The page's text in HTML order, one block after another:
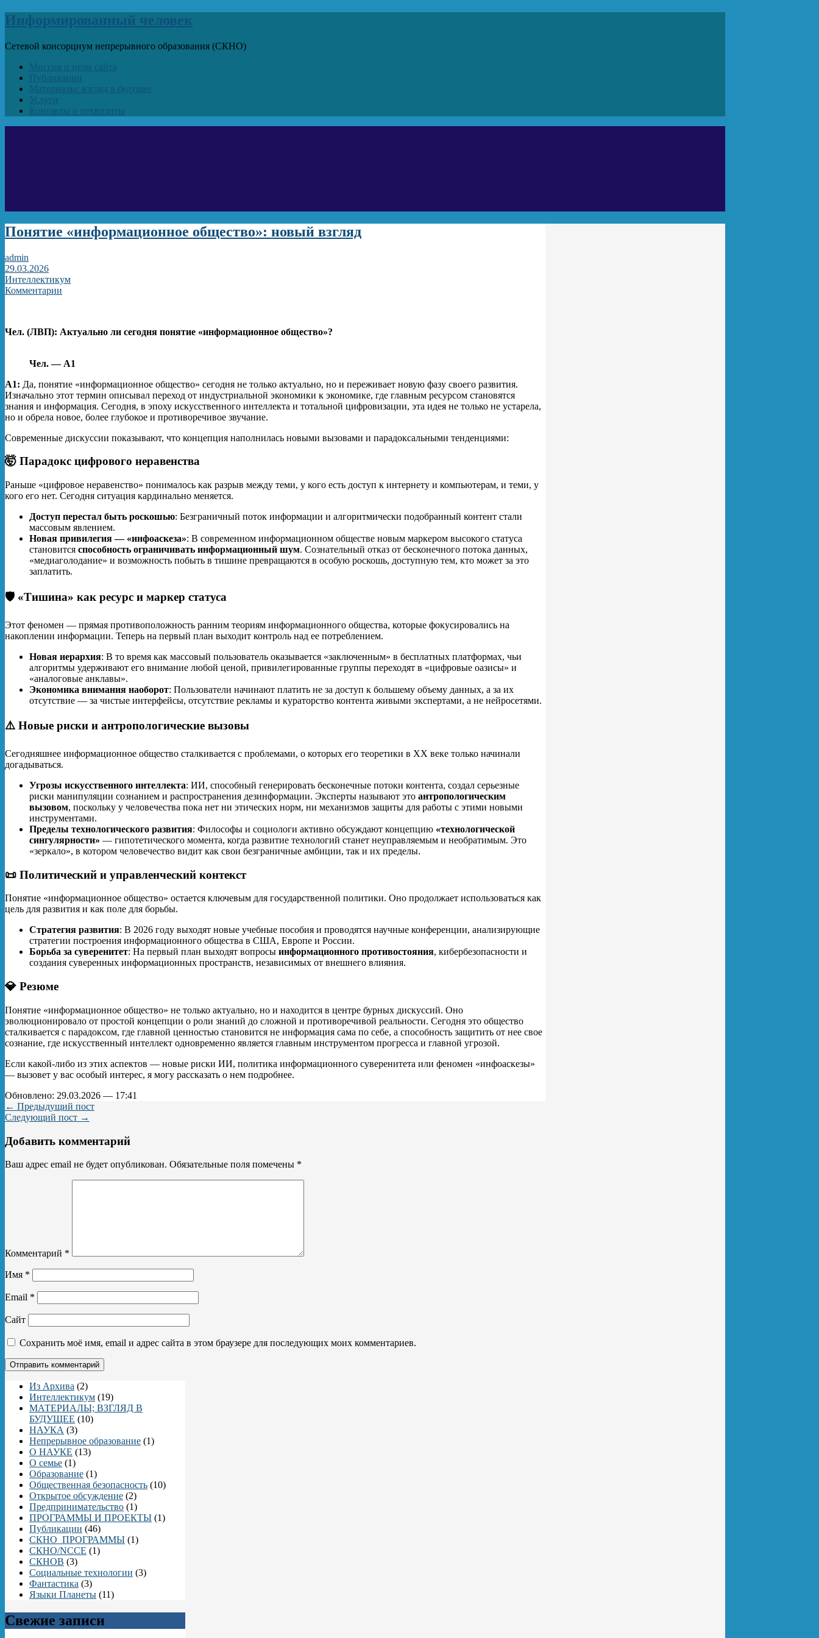
Информированный человек
Сетевой консорциум непрерывного образования (СКНО)
Миссия и цели сайта
Публикации
Материалы: взгляд в будущее
Услуги
Контакты и реквизиты
Понятие «информационное общество»: новый взгляд
admin
29.03.2026
Интеллектикум
Комментарии
Чел. (ЛВП): Актуально ли сегодня понятие «информационное общество»?
Чел. — А1
А1: Да, понятие «информационное общество» сегодня не только актуально, но и переживает новую фазу своего развития.
Изначально этот термин описывал переход от индустриальной экономики к экономике, где главным ресурсом становятся
знания и информация. Сегодня, в эпоху искусственного интеллекта и тотальной цифровизации, эта идея не только не устарела,
но и обрела новое, более глубокое и противоречивое звучание.
Современные дискуссии показывают, что концепция наполнилась новыми вызовами и парадоксальными тенденциями:
🤯 Парадокс цифрового неравенства
Раньше «цифровое неравенство» понималось как разрыв между теми, у кого есть доступ к интернету и компьютерам, и теми, у
кого его нет. Сегодня ситуация кардинально меняется.
Доступ перестал быть роскошью: Безграничный поток информации и алгоритмически подобранный контент стали
массовым явлением.
Новая привилегия — «инфоаскеза»: В современном информационном обществе новым маркером высокого статуса
становится способность ограничивать информационный шум. Сознательный отказ от бесконечного потока данных,
«медиаголодание» и возможность побыть в тишине превращаются в особую роскошь, доступную тем, кто может за это
заплатить.
🛡️ «Тишина» как ресурс и маркер статуса
Этот феномен — прямая противоположность ранним теориям информационного общества, которые фокусировались на
накоплении информации. Теперь на первый план выходит контроль над ее потреблением.
Новая иерархия: В то время как массовый пользователь оказывается «заключенным» в бесплатных платформах, чьи
алгоритмы удерживают его внимание любой ценой, привилегированные группы переходят в «цифровые оазисы» и
«аналоговые анклавы».
Экономика внимания наоборот: Пользователи начинают платить не за доступ к большему объему данных, а за их
отсутствие — за чистые интерфейсы, отсутствие рекламы и кураторство контента живыми экспертами, а не нейросетями.
⚠️ Новые риски и антропологические вызовы
Сегодняшнее информационное общество сталкивается с проблемами, о которых его теоретики в XX веке только начинали
догадываться.
Угрозы искусственного интеллекта: ИИ, способный генерировать бесконечные потоки контента, создал серьезные
риски манипуляции сознанием и распространения дезинформации. Эксперты называют это антропологическим
вызовом, поскольку у человечества пока нет ни этических норм, ни механизмов защиты для работы с этими новыми
инструментами.
Пределы технологического развития: Философы и социологи активно обсуждают концепцию «технологической
сингулярности» — гипотетического момента, когда развитие технологий станет неуправляемым и необратимым. Это
«зеркало», в котором человечество видит как свои безграничные амбиции, так и их пределы.
📜 Политический и управленческий контекст
Понятие «информационное общество» остается ключевым для государственной политики. Оно продолжает использоваться как
цель для развития и как поле для борьбы.
Стратегия развития: В 2026 году выходят новые учебные пособия и проводятся научные конференции, анализирующие
стратегии построения информационного общества в США, Европе и России.
Борьба за суверенитет: На первый план выходят вопросы информационного противостояния, кибербезопасности и
создания суверенных информационных пространств, независимых от внешнего влияния.
💎 Резюме
Понятие «информационное общество» не только актуально, но и находится в центре бурных дискуссий. Оно
эволюционировало от простой концепции о роли знаний до сложной и противоречивой реальности. Сегодня это общество
сталкивается с парадоксом, где главной ценностью становится не информация сама по себе, а способность защитить от нее свое
сознание, где искусственный интеллект одновременно является главным инструментом прогресса и главной угрозой.
Если какой-либо из этих аспектов — новые риски ИИ, политика информационного суверенитета или феномен «инфоаскезы»
— вызовет у вас особый интерес, я могу рассказать о нем подробнее.
Обновлено: 29.03.2026 — 17:41
← Предыдущий пост
Следующий пост →
Добавить комментарий
Ваш адрес email не будет опубликован. Обязательные поля помечены *
Комментарий *
Имя *
Email *
Сайт
Сохранить моё имя, email и адрес сайта в этом браузере для последующих моих комментариев.
Из Архива (2)
Интеллектикум (19)
МАТЕРИАЛЫ; ВЗГЛЯД В
БУДУЩЕЕ (10)
НАУКА (3)
Непрерывное образование (1)
О НАУКЕ (13)
О семье (1)
Образование (1)
Общественная безопасность (10)
Открытое обсуждение (2)
Предпринимательство (1)
ПРОГРАММЫ И ПРОЕКТЫ (1)
Публикации (46)
СКНО_ПРОГРАММЫ (1)
СКНО/NCCE (1)
СКНОВ (3)
Социальные технологии (3)
Фантастика (3)
Языки Планеты (11)
Свежие записи